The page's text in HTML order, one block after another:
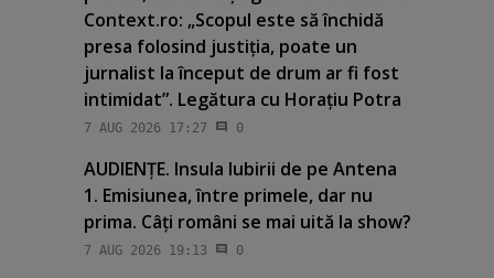
Context.ro: „Scopul este să închidă
presa folosind justiţia, poate un
jurnalist la început de drum ar fi fost
intimidat”. Legătura cu Horaţiu Potra
7 AUG 2026 17:27 0
AUDIENŢE. Insula Iubirii de pe Antena
1. Emisiunea, între primele, dar nu
prima. Câţi români se mai uită la show?
7 AUG 2026 19:13 0